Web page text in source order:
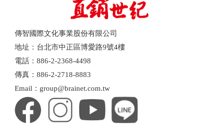
傳智國際文化事業股份有限公司
地址：台北市中正區博愛路9號4樓
電話：886-2-2368-4498
傳真：886-2-2718-8883
Email：group@brainet.com.tw